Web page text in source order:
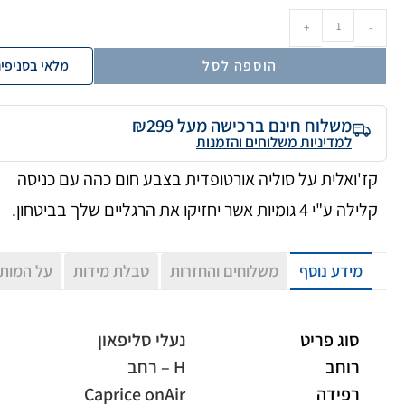
-
+
הוספה לסל מלאי
משלוח חינם ברכישה מעל ₪299
למדיניות משלוחים והזמנות
קז'ואלית על סוליה אורטופדית בצבע חום כהה עם כניסה
קלילה ע"י 4 גומיות אשר יחזיקו את הרגליים שלך בביטחון.
מידע נוסף משלוחים והחזרות טבלת מידות על
סוג פריט
נעלי סליפאון
רוחב
H – רחב
רפידה
Caprice onAir